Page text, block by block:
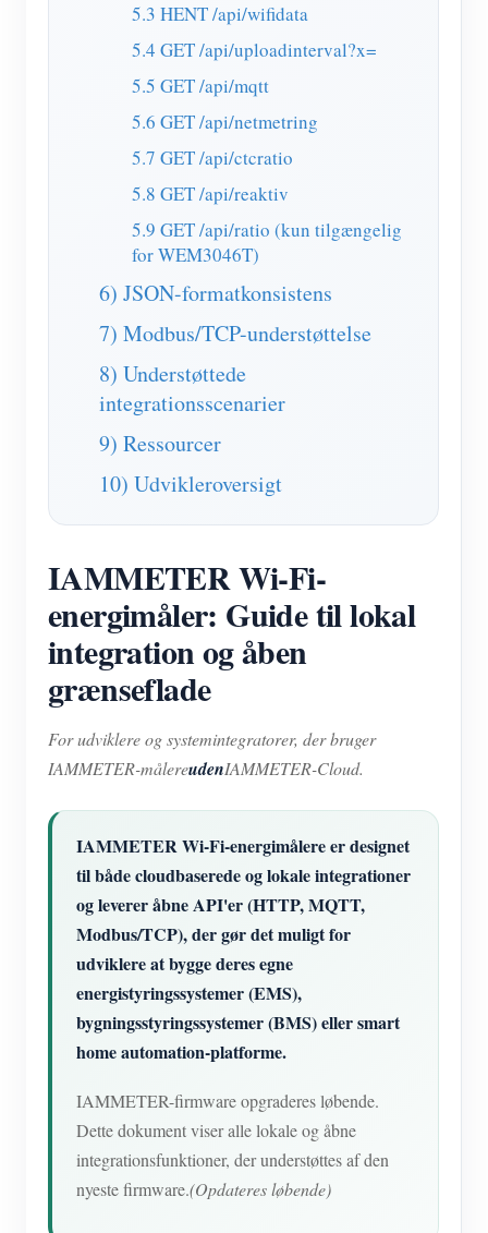
5.3 HENT /api/wifidata
5.4 GET /api/uploadinterval?x=
5.5 GET /api/mqtt
5.6 GET /api/netmetring
5.7 GET /api/ctcratio
5.8 GET /api/reaktiv
5.9 GET /api/ratio (kun tilgængelig
for WEM3046T)
6) JSON-formatkonsistens
7) Modbus/TCP-understøttelse
8) Understøttede
integrationsscenarier
9) Ressourcer
10) Udvikleroversigt
IAMMETER Wi-Fi-
energimåler: Guide til lokal
integration og åben
grænseflade
For udviklere og systemintegratorer, der bruger
IAMMETER-målereudenIAMMETER-Cloud.
IAMMETER Wi-Fi-energimålere er designet
til både cloudbaserede og lokale integrationer
og leverer åbne API'er (HTTP, MQTT,
Modbus/TCP), der gør det muligt for
udviklere at bygge deres egne
energistyringssystemer (EMS),
bygningsstyringssystemer (BMS) eller smart
home automation-platforme.
IAMMETER-firmware opgraderes løbende.
Dette dokument viser alle lokale og åbne
integrationsfunktioner, der understøttes af den
nyeste firmware.(Opdateres løbende)